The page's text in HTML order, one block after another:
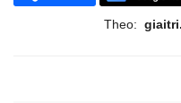
Theo: